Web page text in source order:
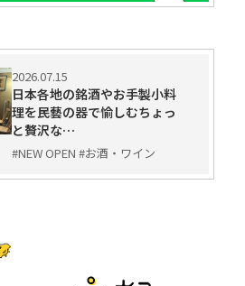
2026.07.15
日本各地の銘酒やお手製小料
理を民藝の器で愉しむちょっ
と贅沢な…
#NEW OPEN #お酒・ワイン